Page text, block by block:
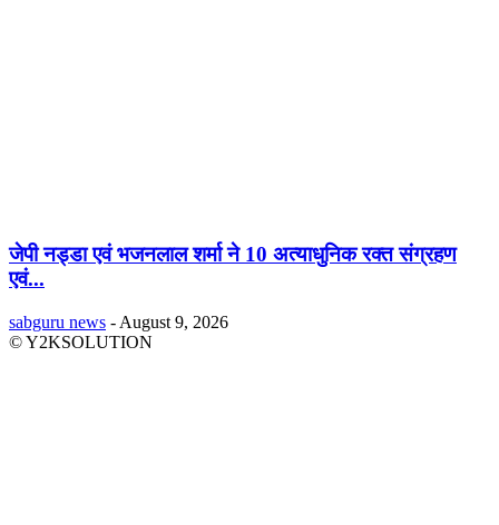
जेपी नड्डा एवं भजनलाल शर्मा ने 10 अत्याधुनिक रक्त संग्रहण
एवं...
sabguru news - August 9, 2026
© Y2KSOLUTION